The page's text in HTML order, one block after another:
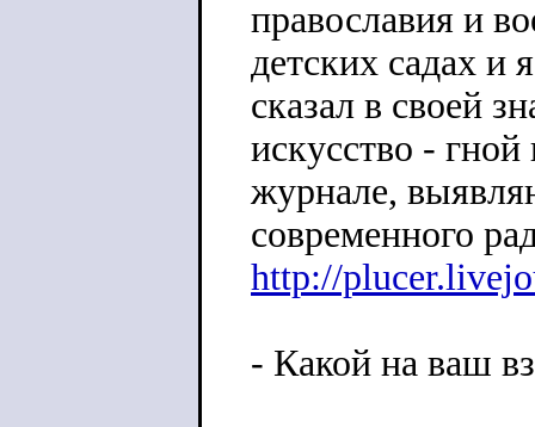
православия и
детских садах и
сказал в своей
искусство -
журнале,
современного
http://
- Какой на ваш